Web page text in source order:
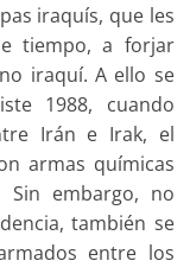
iraquís, que les
tiempo, a forjar
iraquí. A ello se
1988, cuando
Irán e Irak, el
armas químicas
Sin embargo, no
también se
entre los